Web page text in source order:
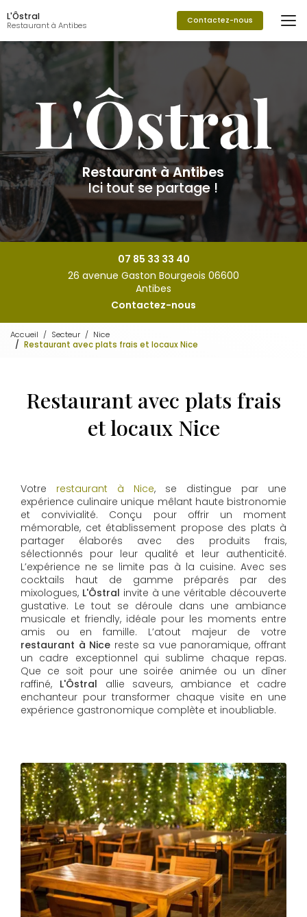
au
contenu
principal
L'Ôstral
Restaurant à Antibes Contactez-nous
Restaurant à Antibes
Ici tout se partage !
07 85 33 33 40
26 avenue Gaston Bourgeois 06600
Antibes
Contactez-nous
Accueil Secteur
Nice
Restaurant avec plats frais et locaux Nice
Restaurant avec plats frais
et locaux Nice
Votre restaurant à Nice, se distingue par une
expérience culinaire unique mêlant haute bistronomie
et convivialité. Conçu pour offrir un moment
mémorable, cet établissement propose des plats à
partager élaborés avec des produits frais,
sélectionnés pour leur qualité et leur authenticité.
L’expérience ne se limite pas à la cuisine. Avec ses
cocktails haut de gamme préparés par des
mixologues, L'Ôstral invite à une véritable découverte
gustative. Le tout se déroule dans une ambiance
musicale et friendly, idéale pour les moments entre
amis ou en famille. L’atout majeur de votre
restaurant à Nice reste sa vue panoramique, offrant
un cadre exceptionnel qui sublime chaque repas.
Que ce soit pour une soirée animée ou un dîner
raffiné, L'Ôstral allie saveurs, ambiance et cadre
enchanteur pour transformer chaque visite en une
expérience gastronomique complète et inoubliable.